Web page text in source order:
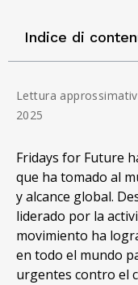
Indice di
Lettura
2025
Fridays for Future
que ha tomado al
y alcance global.
liderado por la
movimiento ha
en todo el mundo
urgentes contro el